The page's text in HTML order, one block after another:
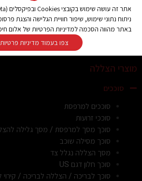
ניתן לתאם פגישה לשעות
בטלפון –2319216
מוצרי הצללה
סוככים
סוככים למרפסת
סוככי זרועות
סוכך מסך למרפסת / מסך גלילה
סוכך מסילה שוכב
מסך הצללה נגלל צד
סוכך חלון דגם US
סוכך לבריכה / הצללה לבריכה / קירוי
ניתוח נתוני שימוש, שיפור חוויית הגלישה והצגת
באתר מהווה הסכמה למדיניות הפרטיות של אלום
צפו בעמוד מדיניות פרטיות